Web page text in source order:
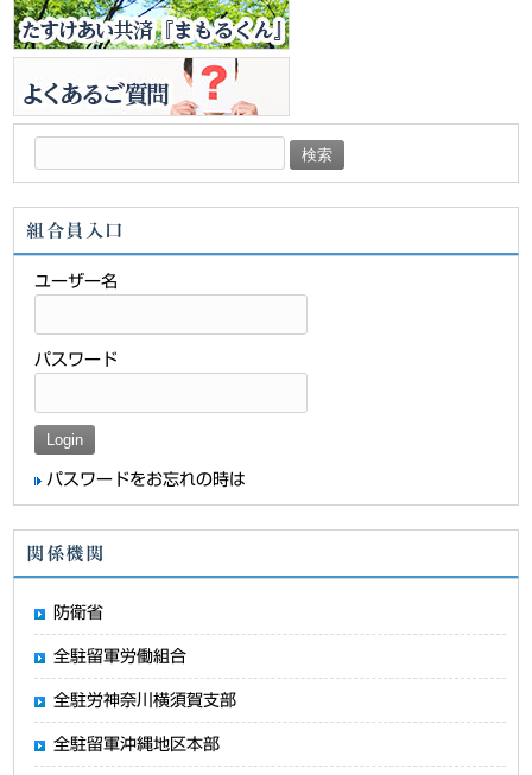
索:
組合員入口
ユーザー名
パスワード
パスワードをお忘れの時は
関係機関
防衛省
全駐留軍労働組合
全駐労神奈川横須賀支部
全駐留軍沖縄地区本部